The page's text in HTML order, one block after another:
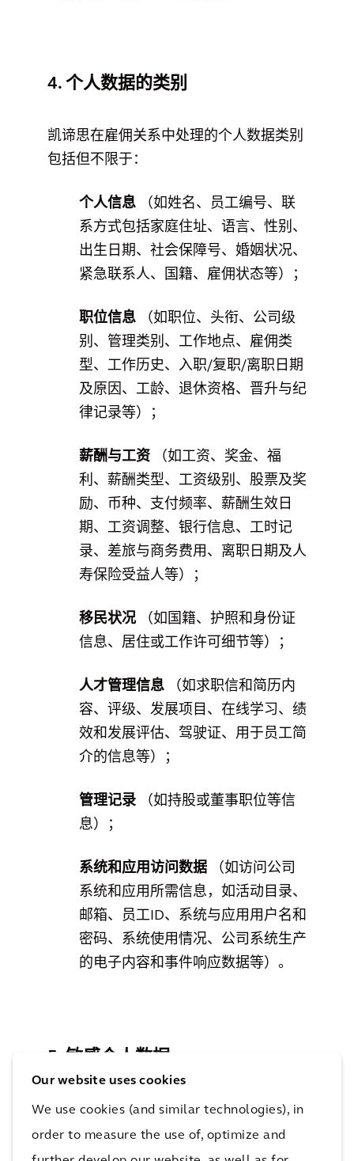
Our website uses cookies
We use cookies (and similar technologies), in
order to measure the use of, optimize and
4. 个人数据的类别
凯谛思在雇佣关系中处理的个人数据类别
包括但不限于：
个人信息 （如姓名、员工编号、联
系方式包括家庭住址、语言、性别、
出生日期、社会保障号、婚姻状况、
紧急联系人、国籍、雇佣状态等）；
职位信息 （如职位、头衔、公司级
别、管理类别、工作地点、雇佣类
型、工作历史、入职/复职/离职日期
及原因、工龄、退休资格、晋升与纪
律记录等）；
薪酬与工资 （如工资、奖金、福
利、薪酬类型、工资级别、股票及奖
励、币种、支付频率、薪酬生效日
期、工资调整、银行信息、工时记
录、差旅与商务费用、离职日期及人
寿保险受益人等）；
移民状况（如国籍、护照和身份证
信息、居住或工作许可细节等）；
人才管理信息 （如求职信和简历内
容、评级、发展项目、在线学习、绩
效和发展评估、驾驶证、用于员工简
介的信息等）；
管理记录 （如持股或董事职位等信
息）；
系统和应用访问数据 （如访问公司
系统和应用所需信息，如活动目录、
邮箱、员工ID、系统与应用用户名和
密码、系统使用情况、公司系统生产
的电子内容和事件响应数据等）。
5. 敏感个人数据
在雇佣关系中，凯谛思可能需要收集某些
被视为“敏感”的数据，如宗教、种族、工
会成员、性取向、犯罪行为和健康状况